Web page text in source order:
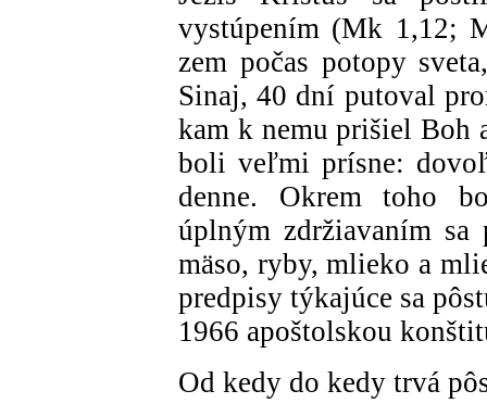
vystúpením (Mk 1,12;
zem počas potopy
Sinaj, 40 dní putoval
kam k nemu prišiel Boh
boli veľmi prísne:
denne. Okrem toho
úplným zdržiavaním
mäso, ryby, mlieko a
predpisy týkajúce sa
1966 apoštolskou
Od kedy do kedy trvá